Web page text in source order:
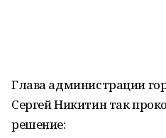
Глава администрации
Сергей Никитин так
решение: